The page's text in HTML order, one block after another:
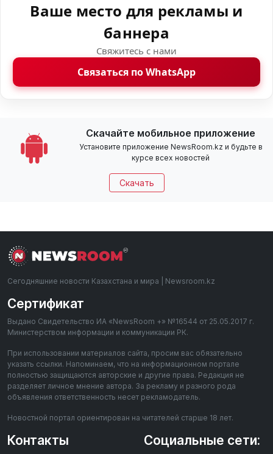
Ваше место для рекламы и
баннера
Свяжитесь с нами
Связаться по WhatsApp
Скачайте мобильное приложение
Установите приложение NewsRoom.kz и будьте в
курсе всех новостей
Скачать
Сегодняшние новости Казахстана и мира | Newsroom.kz
Сертификат
Выдано Свидетельство ИА «NewsRoom +» №16544 от 25.05.2017 г.
Министерством информации и коммуникации РК.
При использовании материалов сайта, просим вас обязательно
указать ссылки. Напоминаем, что на информационном портале
полностью защищаются авторские и другие права. Редакция не
разделяет личное мнение автора. За рекламу и разного рода
объявления ответственность несет рекламодатель.
Новостной портал ориентирован на читателей старше 18 лет.
Контакты Социальные сети: